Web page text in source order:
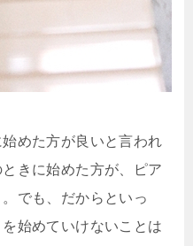
めた方が良いと言われ
きに始めた方が、ピア
でも、だからといっ
始めていけないことは